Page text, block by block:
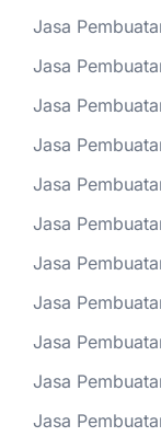
Jasa
Jasa
Jasa
Jasa
Jasa
Jasa
Jasa
Jasa
Jasa
Jasa
Jasa